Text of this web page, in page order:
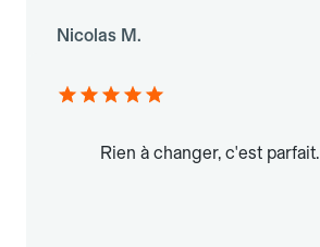
Nicolas M.
Rien à changer, c'est parfait.